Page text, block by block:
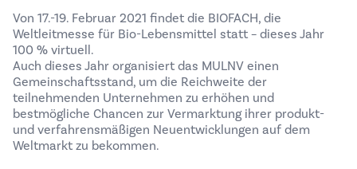
Von 17.-19. Februar 2021 findet die BIOFACH, die
Weltleitmesse für Bio-Lebensmittel statt – dieses Jahr
100 % virtuell.
Auch dieses Jahr organisiert das MULNV einen
Gemeinschaftsstand, um die Reichweite der
teilnehmenden Unternehmen zu erhöhen und
bestmögliche Chancen zur Vermarktung ihrer produkt-
und verfahrensmäßigen Neuentwicklungen auf dem
Weltmarkt zu bekommen.